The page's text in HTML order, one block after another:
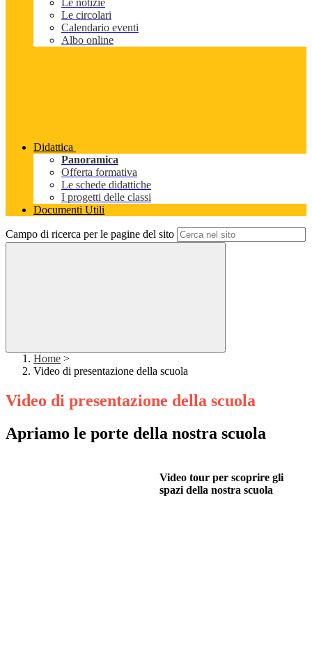
Le notizie
Le circolari
Calendario eventi
Albo online
Didattica
Panoramica
Offerta formativa
Le schede didattiche
I progetti delle classi
Documenti Utili
Campo di ricerca per le pagine del sito
Home >
Video di presentazione della scuola
Video di presentazione della scuola
Apriamo le porte della nostra scuola
Video tour per scoprire gli
spazi della nostra scuola